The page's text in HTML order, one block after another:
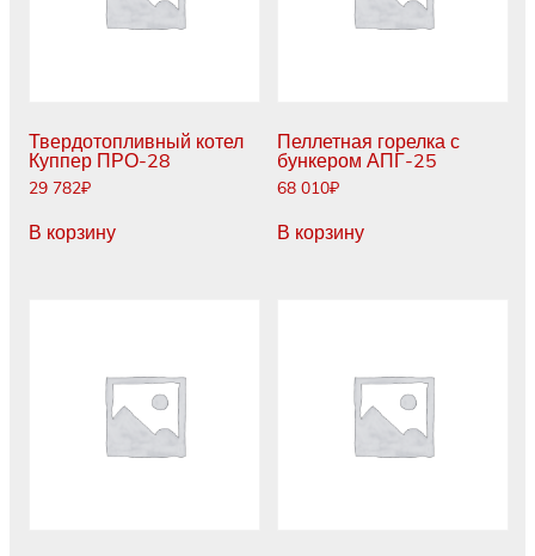
Твердотопливный котел
Куппер ПРО-28
29 782₽
В корзину
Пеллетная горелка с
бункером АПГ-25
68 010₽
В корзину